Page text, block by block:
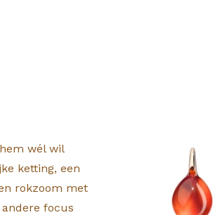
wél wil
ketting, een
rokzoom met
focus